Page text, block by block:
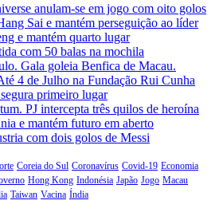
anulam-se em jogo com oito golos
Sai e mantém perseguição ao líder
e mantém quarto lugar
com 50 balas na mochila
Gala goleia Benfica de Macau.
4 de Julho na Fundação Rui Cunha
primeiro lugar
PJ intercepta três quilos de heroína
e mantém futuro em aberto
com dois golos de Messi
Coreia do Sul Coronavírus Covid-19 Economia
Hong Kong Indonésia Japão Jogo Macau
Taiwan Vacina Índia